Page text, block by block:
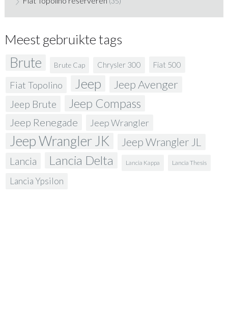
Meest gebruikte tags
Brute Brute Cap Chrysler 300 Fiat 500
Fiat Topolino Jeep Jeep Avenger
Jeep Brute Jeep Compass
Jeep Renegade Jeep Wrangler
Jeep Wrangler JK Jeep Wrangler JL
Lancia Lancia Delta Lancia Kappa Lancia Thesis
Lancia Ypsilon